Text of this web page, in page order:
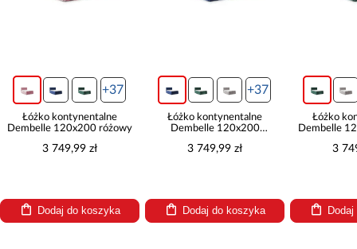
+37
kontynentalne
120x200 różowy
3 749,99 zł
Dodaj do koszyka
+37
Łóżko kontynentalne
Dembelle 120x200
3 749,99 zł
Dodaj do koszyka
Łóżko
Dembelle
3 749,99
Dodaj do